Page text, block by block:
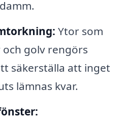
Ytor som
golv rengörs
säkerställa att inget
lämnas kvar.